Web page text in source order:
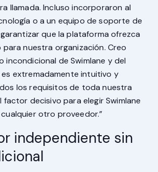
llamada. Incluso incorporaron al
o a un equipo de soporte de
que la plataforma ofrezca
nuestra organización. Creo
incondicional de Swimlane y del
extremadamente intuitivo y
los requisitos de toda nuestra
factor decisivo para elegir Swimlane
otro proveedor.”
independiente sin